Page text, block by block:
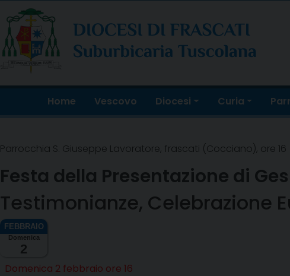
to
content
Home
Vescovo Diocesi Curia
Parrocchia S. Giuseppe Lavoratore, frascati (Cocciano), ore 16
Festa della Presentazione di
Testimonianze, Celebrazione
Domenica
2
Domenica 2 febbraio ore 16